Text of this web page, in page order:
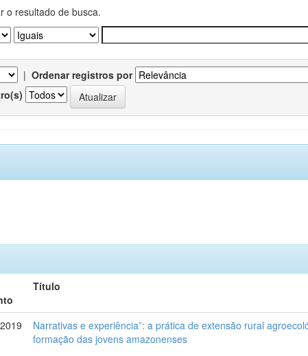
o resultado de busca.
| Ordenar registros por
Título
Narrativas e experiência”: a prática de extensão rural
formação das jovens amazonenses